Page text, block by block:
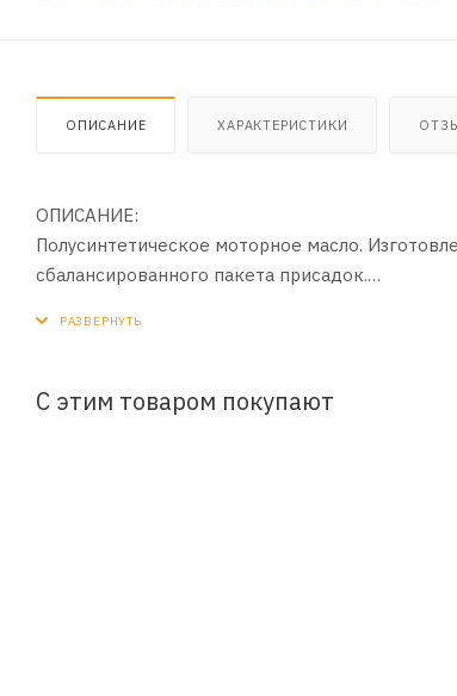
ОПИСАНИЕ ХАРАКТЕРИСТИКИ
ОПИСАНИЕ:
Полусинтетическое моторное масло.
сбалансированного пакета присадок.
С этим товаром покупают